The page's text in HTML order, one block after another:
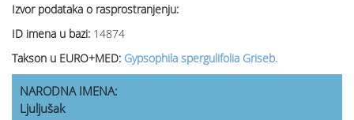
Izvor podataka o rasprostranjenju:
ID imena u bazi: 14874
Takson u EURO+MED: Gypsophila spergulifolia Griseb.
NARODNA IMENA:
Ljuljušak